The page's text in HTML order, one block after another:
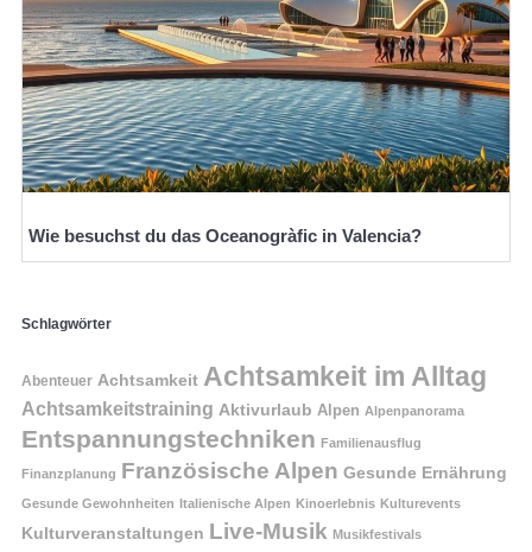
Wie besuchst du das Oceanogràfic in Valencia?
Schlagwörter
Abenteuer Achtsamkeit Achtsamkeit im Alltag
Achtsamkeitstraining Aktivurlaub Alpen Alpenpanorama
Entspannungstechniken Familienausflug
Finanzplanung Französische Alpen Gesunde Ernährung
Gesunde Gewohnheiten Italienische Alpen Kinoerlebnis Kulturevents
Kulturveranstaltungen Live-Musik Musikfestivals